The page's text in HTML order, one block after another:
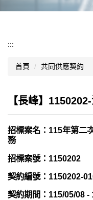
:::
首頁 共同供應契約
【長峰】
招標案名：115年第二
務
招標案號：1150202
契約編號：1150202-
契約期間：115/05/08